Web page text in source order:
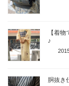
【着
♪
胴抜き